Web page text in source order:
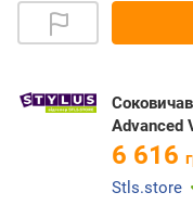
Advanced
6 616
Stls.store